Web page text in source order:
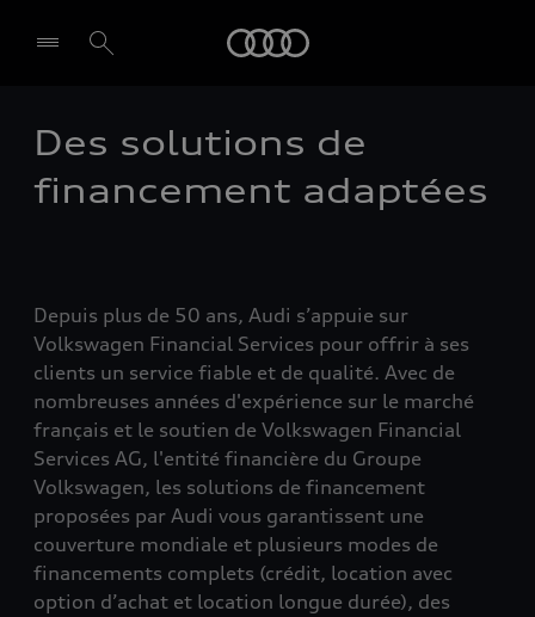
Des solutions de
financement adaptées
Depuis plus de 50 ans, Audi s’appuie sur
Volkswagen Financial Services pour offrir à ses
clients un service fiable et de qualité. Avec de
nombreuses années d'expérience sur le marché
français et le soutien de Volkswagen Financial
Services AG, l'entité financière du Groupe
Volkswagen, les solutions de financement
proposées par Audi vous garantissent une
couverture mondiale et plusieurs modes de
financements complets (crédit, location avec
option d’achat et location longue durée), des